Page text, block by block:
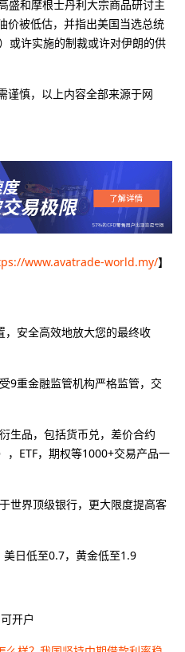
盛和摩根士丹利大宗商品研讨主
价被低估，并指出美国当选总统
或许实施的制裁或许对伊朗的供
谨慎，以上内容全部来源于网
www.avatrade-world.my/】
安全高效地放大您的最终收
9重金融监管机构严格监管，交
生品，包括货币兑，差价合约
，ETF，期权等1000+交易产品一
世界顶级银行，更大限度提高客
日低至0.7，黄金低至1.9
开户